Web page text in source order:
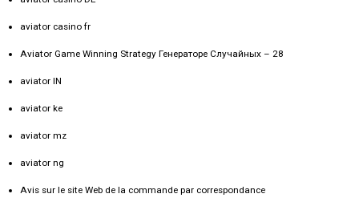
aviator casino fr
Aviator Game Winning Strategy Генераторе Случайных – 28
aviator IN
aviator ke
aviator mz
aviator ng
Avis sur le site Web de la commande par correspondance